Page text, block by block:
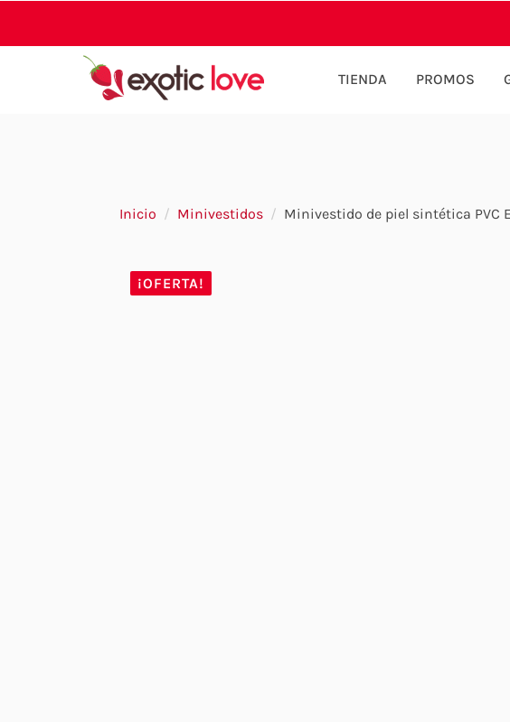
TIENDA PROMOS
Inicio Minivestidos Minivestido de piel sintética PVC
¡OFERTA!